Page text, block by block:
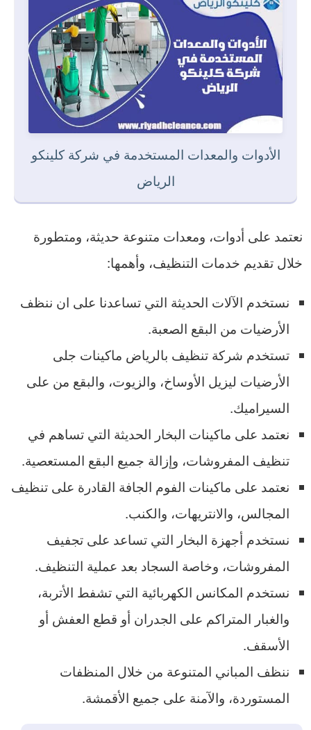
الأدوات والمعدات المستخدمة في شركة كلينكو
الرياض
نعتمد على أدوات، ومعدات متنوعة حديثة، ومتطورة
خلال تقديم خدمات التنظيف، وأهمها:
نستخدم الآلات الحديثة التي تساعدنا على ان ننظف
الأرضيات من البقع الصعبة.
تستخدم شركة تنظيف بالرياض ماكينات جلى
الأرضيات ليزيل الأوساخ، والزيوت، والبقع من على
السيراميك.
نعتمد على ماكينات البخار الحديثة التي تساهم في
تنظيف المفروشات، وإزالة جميع البقع المستعصية.
نعتمد على ماكينات الفوم الجافة القادرة على تنظيف
المجالس، والانتريهات، والكنب.
نستخدم أجهزة البخار التي تساعد على تجفيف
المفروشات، وخاصة السجاد بعد عملية التنظيف.
نستخدم المكانس الكهربائية التي تشفط الأتربة،
والغبار المتراكم على الجدران أو قطع العفش أو
الأسقف.
ننظف المباني المتنوعة من خلال المنظفات
المستوردة، والآمنة على جميع الأقمشة.